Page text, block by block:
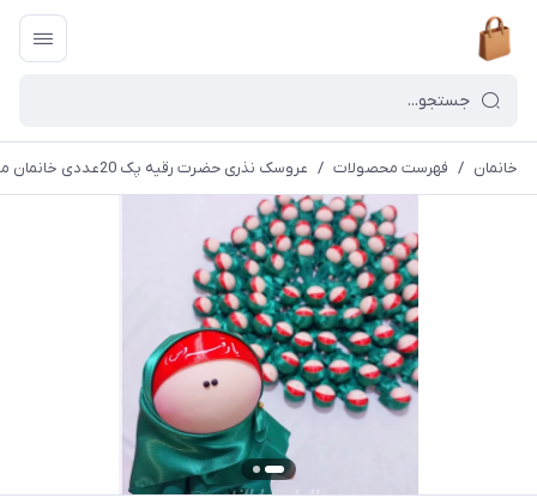
خانمان / فهرست محصولات / عروسک نذری حضرت رقیه پک 20عددی خانمان مدل 373746